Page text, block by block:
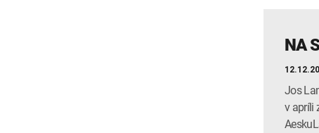
Covid-19
INTOLERANCIA POTRAVÍN
NA
Jos
v apríli